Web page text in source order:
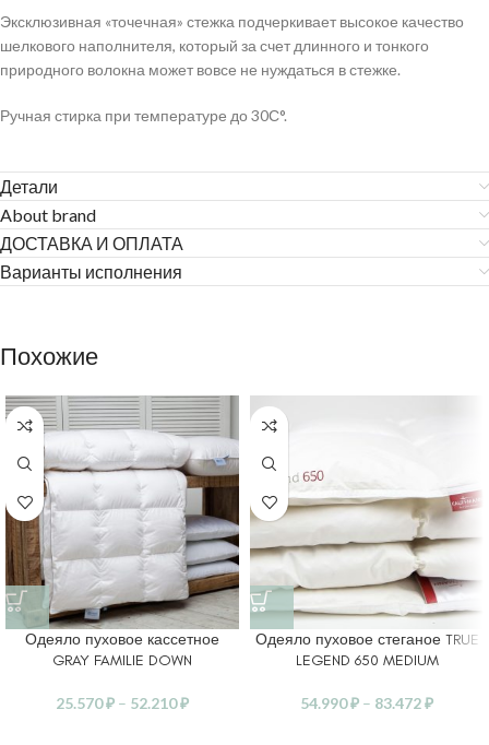
Эксклюзивная «точечная» стежка подчеркивает высокое качество
шелкового наполнителя, который за счет длинного и тонкого
природного волокна может вовсе не нуждаться в стежке.
Ручная стирка при температуре до 30С°.
Детали
About brand
ДОСТАВКА И ОПЛАТА
Варианты исполнения
Похожие
Одеяло пуховое кассетное
GRAY FAMILIE DOWN
25.570₽ – 52.210₽
Одеяло пуховое стеганое TRUE
LEGEND 650 MEDIUM
54.990₽ – 83.472₽